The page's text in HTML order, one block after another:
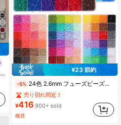
6
¥23 節約
-5% 24色 2.6mm フューズビーズセット、大人向けピクセルアートDIYパズル、フューズビーズハンドメイドピクセルアートDIYパズル 3DパズルDIYアイロンビーズハンドメイドクラフト、誕生日、バレンタインデー、パーティーギフト、リフィルビーズセット
売り切れ間近！
¥416 900+ sold
概算